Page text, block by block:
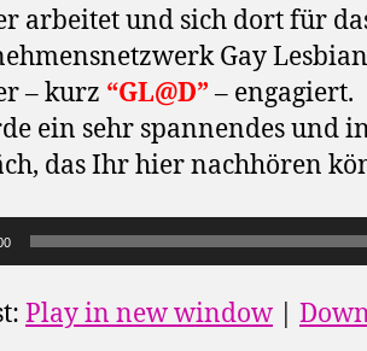
arbeitet und sich dort für
Gay
– kurz “GL@D”– engagiert.
ein sehr spannendes und
das Ihr hier nachhören
Play in new window